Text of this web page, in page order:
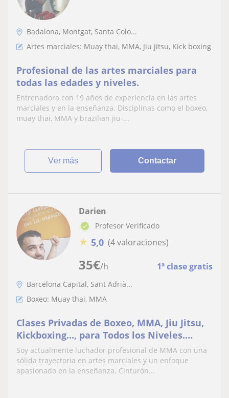
Badalona, Montgat, Santa Colo...
Artes marciales: Muay thai, MMA, Jiu jitsu, Kick boxing
Profesional de las artes marciales para
todas las edades y niveles.
Entrenadora con 19 años de experiencia en las artes
marciales y en la enseñanza. Disciplinas como el boxeo,
muay thai, MMA y brazilian jiu-...
ver más Contactar
35€/h 1ª clase gratis
Darien
Profesor Verificado
★ 5,0 (4 valoraciones)
Barcelona Capital, Sant Adrià...
Boxeo: Muay thai, MMA
Clases Privadas de Boxeo, MMA, Jiu Jitsu,
Kickboxing..., para Todos los Niveles.
¡Transforma tu Cuerpo y Mente!
Soy actualmente luchador profesional de MMA con una
sólida trayectoria en artes marciales y un enfoque
apasionado en la enseñanza. Cinturón...